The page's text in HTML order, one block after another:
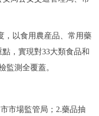
以食用農産品、常用藥
，實現對33大類食品和
監測全覆蓋。
場監管局；2.藥品抽